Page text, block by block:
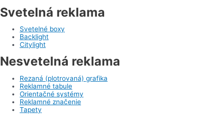
Svetelná reklama
Svetelné boxy
Backlight
Citylight
Nesvetelná reklama
Rezaná (plotrovaná) grafika
Reklamné tabule
Orientačné systémy
Reklamné značenie
Tapety